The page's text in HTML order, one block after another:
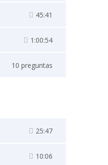
45:41
1:00:54
10 preguntas
25:47
10:06